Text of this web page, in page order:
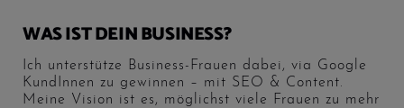
WAS IST DEIN BUSINESS?
Ich unterstütze Business-Frauen dabei, via Google
KundInnen zu gewinnen – mit SEO & Content.
Meine Vision ist es, möglichst viele Frauen zu mehr